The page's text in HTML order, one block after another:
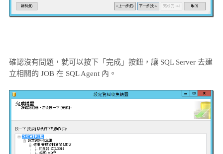
確認沒有問題，就可以按下「完成」按鈕，讓 SQL Server 去建
立相關的 JOB 在 SQL Agent 內。